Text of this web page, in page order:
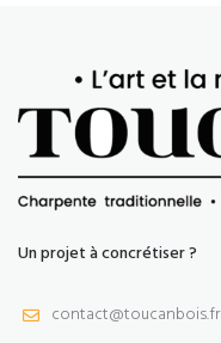
Un projet à concrétiser ?
contact@toucanbois.fr